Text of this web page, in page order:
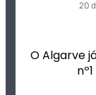
O Algarve
20